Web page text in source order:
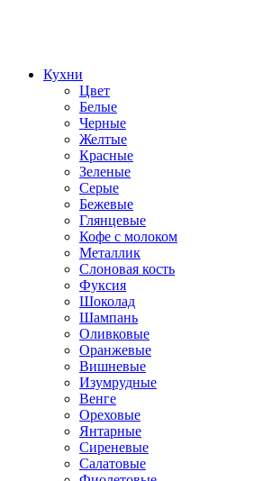
Кухни
Цвет
Белые
Черные
Желтые
Красные
Зеленые
Серые
Бежевые
Глянцевые
Кофе с молоком
Металлик
Слоновая кость
Фуксия
Шоколад
Шампань
Оливковые
Оранжевые
Вишневые
Изумрудные
Венге
Ореховые
Янтарные
Сиреневые
Салатовые